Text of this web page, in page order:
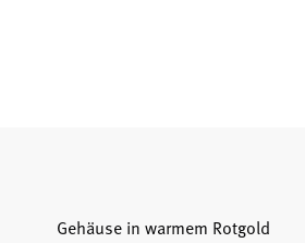
Gehäuse in warmem Rotgold